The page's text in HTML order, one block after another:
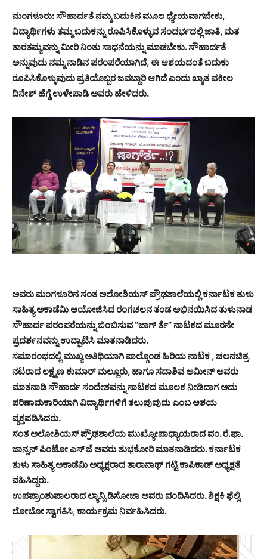
ಮಂಗಳೂರು: ಸೌಹಾರ್ದತೆ ನಮ್ಮ ಬದುಕಿನ ಮೂಲ ಧ್ಯೇಯವಾಗಬೇಕು,
ವಿದ್ಯಾರ್ಥಿಗಳು ತಮ್ಮ ಬದುಕನ್ನು ರೂಪಿಸಿಕೊಳ್ಳುವ ಸಂದರ್ಭದಲ್ಲಿ ಜಾತಿ, ಮತ
ತಾರತಮ್ಯವನ್ನು ಮೀರಿ ನಿಂತು ಸಾಧನೆಯನ್ನು ಮಾಡಬೇಕು. ಸೌಹಾರ್ದತೆ
ಅನ್ನುವುದು ನಮ್ಮ ನಾಡಿನ ಪರಂಪರೆಯಾಗಿದೆ, ಈ ಆಶಯದಂತೆ ಬದುಕು
ರೂಪಿಸಿಕೊಳ್ಳುವುದು ಪ್ರತಿಯೊಬ್ಬರ ಜವಬ್ದಾರಿ ಆಗಿದೆ ಎಂದು ಖ್ಯಾತ ವಕೀಲ
ದಿನೇಶ್ ಹೆಗ್ಡೆ ಉಳೇಪಾಡಿ ಅವರು ಹೇಳಿದರು.
ಅವರು ಮಂಗಳೂರಿನ ಸಂತ ಅಲೋಶಿಯಸ್ ಪ್ರೌಢಶಾಲೆಯಲ್ಲಿ ಕರ್ನಾಟಕ ತುಳು
ಸಾಹಿತ್ಯ ಅಕಾಡೆಮಿ ಆಯೋಜಿಸಿದ ರಂಗಚಲನ ತಂಡ ಅಭಿನಯಿಸಿದ ತುಳುನಾಡ
ಸೌಹಾರ್ದ ಪರಂಪರೆಯನ್ನು ಬಿಂಬಿಸುವ “ಜಾಗ್ ರ್ತೆ” ನಾಟಕದ ಮೂರನೇ
ಪ್ರದರ್ಶನವನ್ನು ಉದ್ಘಾಟಿಸಿ ಮಾತನಾಡಿದರು.
ಸಮಾರಂಭದಲ್ಲಿ ಮುಖ್ಯ ಅತಿಥಿಯಾಗಿ ಪಾಲ್ಗೊಂಡ ಹಿರಿಯ ನಾಟಕ , ಚಲನಚಿತ್ರ
ನಟರಾದ ಲಕ್ಷ್ಮಣ ಕುಮಾರ್ ಮಲ್ಲೂರು, ಹಾಗೂ ಸದಾಶಿವ ಅಮೀನ್ ಅವರು
ಮಾತನಾಡಿ ಸೌಹಾರ್ದ ಸಂದೇಶವನ್ನು ನಾಟಕದ ಮೂಲಕ ನೀಡಿದಾಗ ಅದು
ಪರಿಣಾಮಕಾರಿಯಾಗಿ ವಿದ್ಯಾರ್ಥಿಗಳಿಗೆ ತಲುಪುವುದು ಎಂಬ ಆಶಯ
ವ್ಯಕ್ತಪಡಿಸಿದರು.
ಸಂತ ಅಲೋಶಿಯಸ್ ಪ್ರೌಢಶಾಲೆಯ ಮುಖ್ಯೋಪಾಧ್ಯಾಯರಾದ ವಂ. ರೆ.ಫಾ.
ಜಾನ್ಸನ್ ಪಿಂಟೋ ಎಸ್ ಜೆ ಅವರು ಶುಭಕೋರಿ ಮಾತನಾಡಿದರು. ಕರ್ನಾಟಕ
ತುಳು ಸಾಹಿತ್ಯ ಅಕಾಡೆಮಿ ಅಧ್ಯಕ್ಷರಾದ ತಾರಾನಾಥ್ ಗಟ್ಟಿ ಕಾಪಿಕಾಡ್ ಅಧ್ಯಕ್ಷತೆ
ವಹಿಸಿದ್ದರು.
ಉಪಪ್ರಾಂಶುಪಾಲರಾದ ಲ್ಯಾನ್ಸಿ ಡಿಸೋಜಾ ಅವರು ವಂದಿಸಿದರು. ಶಿಕ್ಷಕಿ ಫೆಲ್ಸಿ
ಲೋಬೋ ಸ್ವಾಗತಿಸಿ, ಕಾರ್ಯಕ್ರಮ ನಿರ್ವಹಿಸಿದರು.